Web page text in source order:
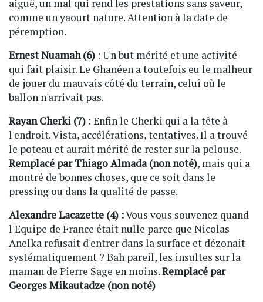
aiguë, un mal qui rend les prestations sans saveur,
comme un yaourt nature. Attention à la date de
péremption.
Ernest Nuamah (6) : Un but mérité et une activité
qui fait plaisir. Le Ghanéen a toutefois eu le malheur
de jouer du mauvais côté du terrain, celui où le
ballon n'arrivait pas.
Rayan Cherki (7) : Enfin le Cherki qui a la tête à
l'endroit. Vista, accélérations, tentatives. Il a trouvé
le poteau et aurait mérité de rester sur la pelouse.
Remplacé par Thiago Almada (non noté), mais qui a
montré de bonnes choses, que ce soit dans le
pressing ou dans la qualité de passe.
Alexandre Lacazette (4) :Vous vous souvenez quand
l'Equipe de France était nulle parce que Nicolas
Anelka refusait d'entrer dans la surface et dézonait
systématiquement ? Bah pareil, les insultes sur la
maman de Pierre Sage en moins.Remplacé par
Georges Mikautadze (non noté)